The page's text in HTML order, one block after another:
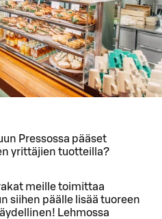
Pressossa pääset
yrittäjien tuotteilla?
meille toimittaa
siihen päälle lisää tuoreen
Lehmossa